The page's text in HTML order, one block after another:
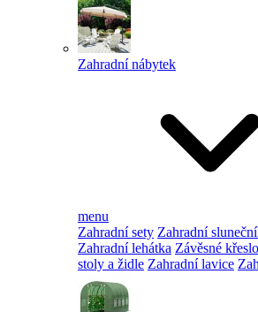
Zahradní nábytek
menu
Zahradní sety Zahradní
Zahradní lehátka Závěsné křeslo
stoly a židle Zahradní lavice